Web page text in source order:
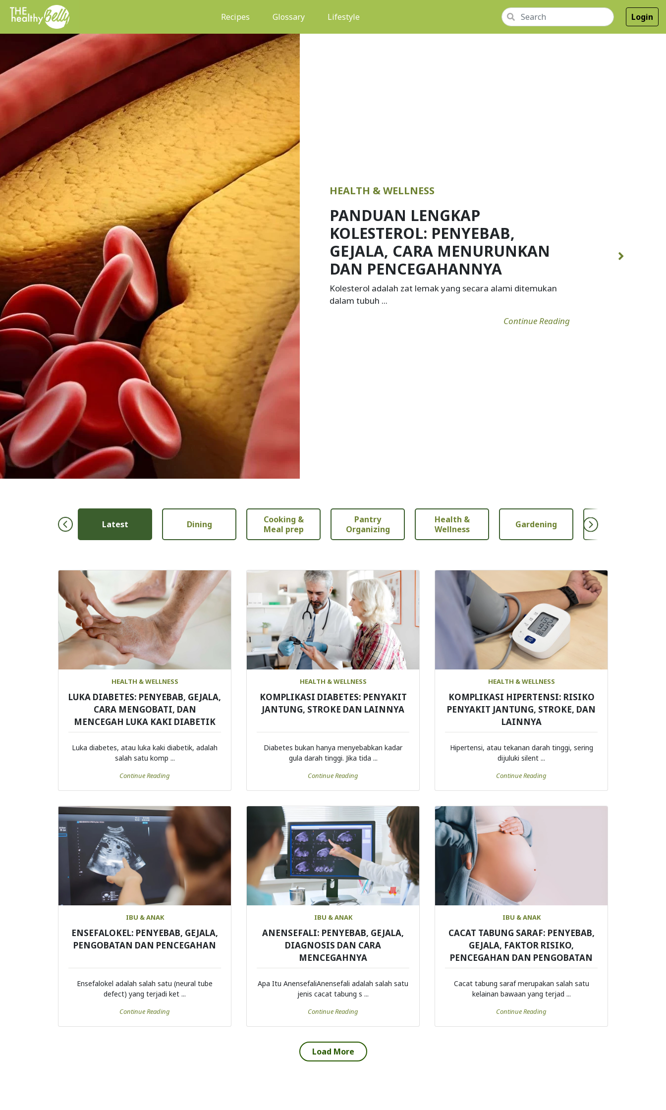
Recipes (current)Glossary Lifestyle Login
HEALTH & WELLNESS
PANDUAN LENGKAP
KOLESTEROL: PENYEBAB,
GEJALA, CARA MENURUNKAN
DAN PENCEGAHANNYA
Kolesterol adalah zat lemak yang secara alami ditemukan
dalam tubuh ...
Continue Reading
Latest Dining
Cooking &
Meal prep
Pantry
Organizing
Health &
Wellness
Gardening
HEALTH & WELLNESS
LUKA DIABETES: PENYEBAB, GEJALA,
CARA MENGOBATI, DAN
MENCEGAH LUKA KAKI DIABETIK
Luka diabetes, atau luka kaki diabetik, adalah
salah satu komp ...
Continue Reading
HEALTH & WELLNESS
KOMPLIKASI DIABETES: PENYAKIT
JANTUNG, STROKE DAN LAINNYA
Diabetes bukan hanya menyebabkan kadar
gula darah tinggi. Jika tida ...
Continue Reading
HEALTH & WELLNESS
KOMPLIKASI HIPERTENSI: RISIKO
PENYAKIT JANTUNG, STROKE, DAN
LAINNYA
Hipertensi, atau tekanan darah tinggi, sering
dijuluki silent ...
Continue Reading
IBU & ANAK
ENSEFALOKEL: PENYEBAB, GEJALA,
PENGOBATAN DAN PENCEGAHAN
Ensefalokel adalah salah satu (neural tube
defect) yang terjadi ket ...
Continue Reading
IBU & ANAK
ANENSEFALI: PENYEBAB, GEJALA,
DIAGNOSIS DAN CARA
MENCEGAHNYA
Apa Itu AnensefaliAnensefali adalah salah satu
jenis cacat tabung s ...
Continue Reading
IBU & ANAK
CACAT TABUNG SARAF: PENYEBAB,
GEJALA, FAKTOR RISIKO,
PENCEGAHAN DAN PENGOBATAN
Cacat tabung saraf merupakan salah satu
kelainan bawaan yang terjad ...
Continue Reading
Load More